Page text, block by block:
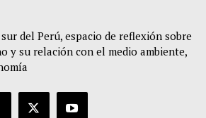
del Perú, espacio de reflexión sobre
y su relación con el medio ambiente,